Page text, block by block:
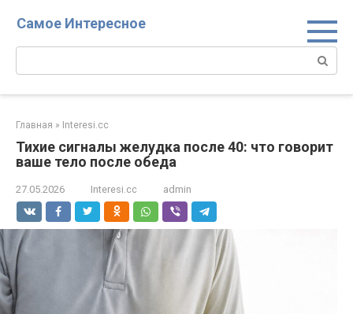
Самое Интересное
Поиск:
Главная » Interesi.cc
Тихие сигналы желудка после 40: что говорит
ваше тело после обеда
27.05.2026 Interesi.cc admin